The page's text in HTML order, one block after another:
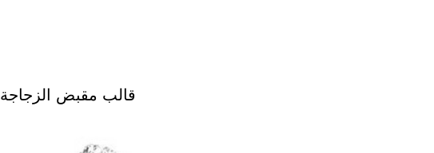
قالب مقبض الزجاجة